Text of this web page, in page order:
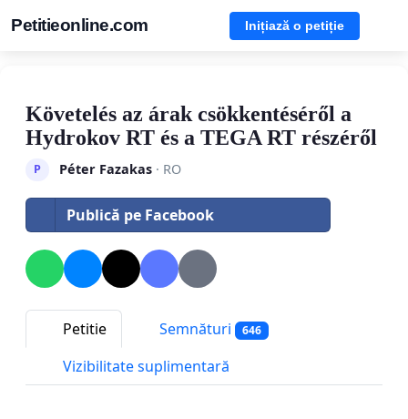
Petitieonline.com Inițiază o petiție
Követelés az árak csökkentéséről a
Hydrokov RT és a TEGA RT részéről
P Péter Fazakas· RO
Publică pe Facebook
Petitie Semnături 646
Vizibilitate suplimentară